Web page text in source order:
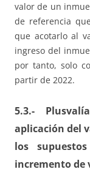
valor de un
de referencia
que acotarlo al
ingreso del
por tanto, solo
partir de 2022.
5.3.-
aplicación del
los
incremento de